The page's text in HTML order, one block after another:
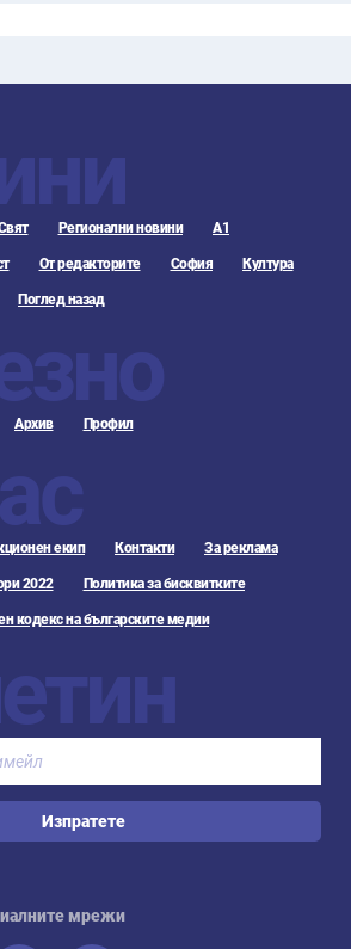
Регионални новини А1
От редакторите София Култура
Поглед назад
Архив Профил
екип Контакти За реклама
2022 Политика за бисквитките
кодекс на българските медии
Изпратете
мрежи